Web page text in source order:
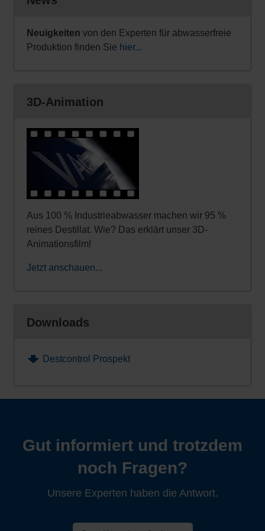
Neuigkeiten von den Experten für abwasserfreie
Produktion finden Sie hier...
3D-Animation
Aus 100 % Industrieabwasser machen wir 95 %
reines Destillat. Wie? Das erklärt unser 3D-
Animationsfilm!
Jetzt anschauen...
Downloads
Destcontrol Prospekt
Gut informiert und trotzdem
noch Fragen?
Unsere Experten haben die Antwort.